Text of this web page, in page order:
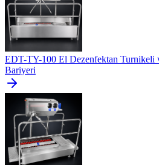
EDT-TY-100 El Dezenfektan Turnikeli
Bariyeri